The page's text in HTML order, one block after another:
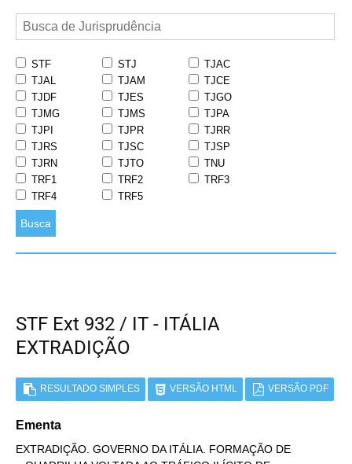
STF STJ
TJAC
TJAL
TJAM
TJCE
TJDF
TJES
TJGO
TJMG
TJMS
TJPA
TJPI
TJPR
TJRR
TJRS
TJSC
TJSP
TJRN
TJTO
TNU
TRF1
TRF2
TRF3
TRF4
TRF5
Busca
STF Ext 932 / IT - ITÁLIA
EXTRADIÇÃO
RESULTADO SIMPLES VERSÃO HTML VERSÃO PDF
Ementa
EXTRADIÇÃO. GOVERNO DA ITÁLIA. FORMAÇÃO DE